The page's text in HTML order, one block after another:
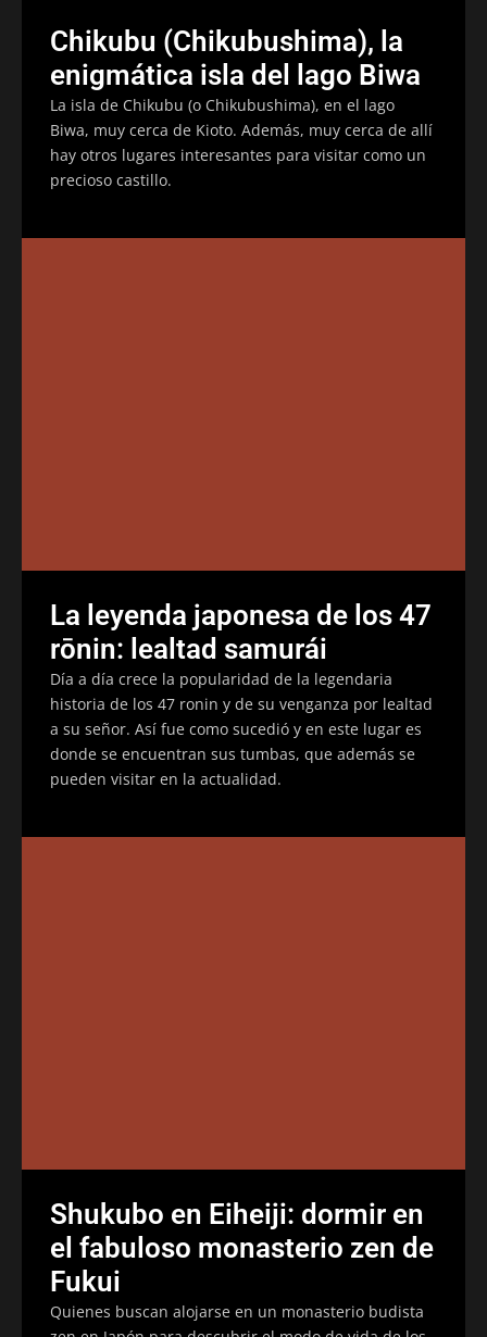
Chikubu (Chikubushima), la
enigmática isla del lago Biwa
La isla de Chikubu (o Chikubushima), en el lago
Biwa, muy cerca de Kioto. Además, muy cerca de allí
hay otros lugares interesantes para visitar como un
precioso castillo.
La leyenda japonesa de los 47
rōnin: lealtad samurái
Día a día crece la popularidad de la legendaria
historia de los 47 ronin y de su venganza por lealtad
a su señor. Así fue como sucedió y en este lugar es
donde se encuentran sus tumbas, que además se
pueden visitar en la actualidad.
Shukubo en Eiheiji: dormir en
el fabuloso monasterio zen de
Fukui
Quienes buscan alojarse en un monasterio budista